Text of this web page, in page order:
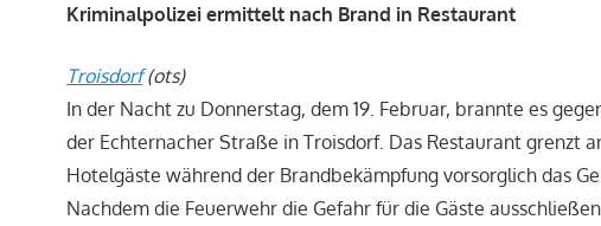
Kriminalpolizei ermittelt nach Brand in Restaurant
Troisdorf(ots)
In der Nacht zu Donnerstag, dem 19. Februar, brannte es
der Echternacher Straße in Troisdorf. Das Restaurant grenzt
Hotelgäste während der Brandbekämpfung vorsorglich das
Nachdem die Feuerwehr die Gefahr für die Gäste